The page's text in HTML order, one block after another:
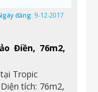
Điền, 76m2,
Tropic
tích: 76m2,
đăng: 9-12-2017